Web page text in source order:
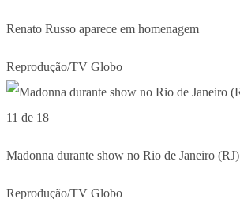
Renato Russo aparece em homenagem
Reprodução/TV Globo
11 de 18
Madonna durante show no Rio de Janeiro (RJ)
Reprodução/TV Globo